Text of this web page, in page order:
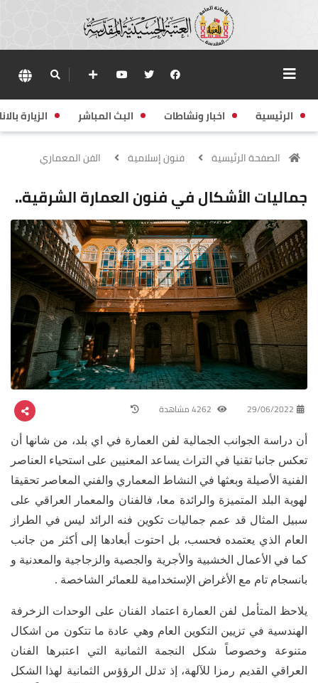
الرئيسية اخبار ونشاطات البث المباشر الزيارة
الصفحة الرئيسية فنون إسلامية الفن المعماري
جماليات الأشكال في فنون العمارة الشرقية..
29/06/2022
أن دراسة الجوانب الجمالية لفن العمارة في اي بلد، من شانها أن
تعكس جانبا تقنيا في التراث يساعد المعنيين على استحياء العناصر
الفنية الأصيلة وبعثها في النشاط المعماري والفني المعاصر تحقيقا
لهوية البلد المتميزة والرائدة معا، فالفنان والمعمار العراقي على
سبيل المثال قد عمم جماليات تكوين فنه الرائد ليس في الطراز
العام الذي يعتمده فحسب، بل احتوت أبعادها إلى أكثر من جانب
كما في الأعمال الخشبية والأجرية والجصية والزجاجية والمعدنية و
بانسجام تام مع الأغراض الإستخدامية للعمائر الشاخصة .
يلاحظ المتأمل لفن العمارة اعتماد الفنان على الوحدات الزخرفة
الهندسية في تزيين التكوين العام وهي عادة ما تتكون من اشكال
متنوعة وخصوصاً شكل النجمة الثمانية التي اعتبرها الفنان
العراقي القديم رمزا للآلهة، إذ تدلل الرؤؤس الثمانية لهذا الشكل